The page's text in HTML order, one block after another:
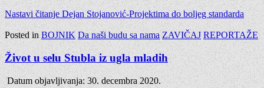
Nastavi čitanjeDejan Stojanović-Projektima do boljeg standarda
Posted inBOJNIK Da naši budu sa nama ZAVIČAJ REPORTAŽE
Život u selu Stubla iz ugla mladih
Datum objavljivanja:30. decembra 2020.